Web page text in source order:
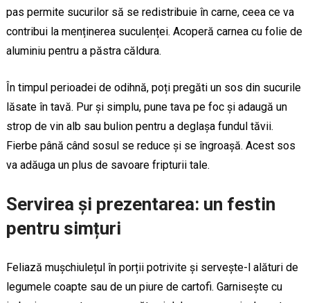
pas permite sucurilor să se redistribuie în carne, ceea ce va
contribui la menținerea suculenței. Acoperă carnea cu folie de
aluminiu pentru a păstra căldura.
În timpul perioadei de odihnă, poți pregăti un sos din sucurile
lăsate în tavă. Pur și simplu, pune tava pe foc și adaugă un
strop de vin alb sau bulion pentru a deglașa fundul tăvii.
Fierbe până când sosul se reduce și se îngroașă. Acest sos
va adăuga un plus de savoare fripturii tale.
Servirea și prezentarea: un festin
pentru simțuri
Feliază mușchiulețul în porții potrivite și servește-l alături de
legumele coapte sau de un piure de cartofi. Garnisește cu